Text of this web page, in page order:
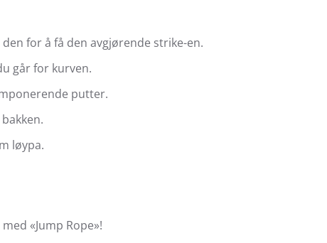
for å få den avgjørende strike-en.
går for kurven.
putter.
løypa.
«Jump Rope»!